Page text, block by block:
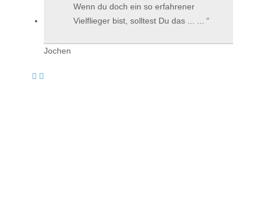
Wenn du doch ein so erfahrener
Vielflieger bist, solltest Du das ... ...
Jochen